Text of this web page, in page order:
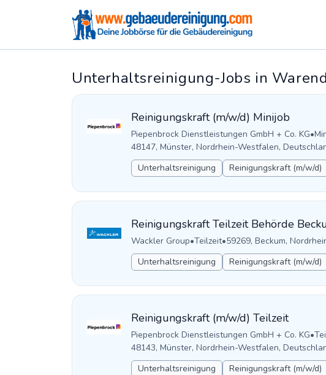
Unterhaltsreinigung-Jobs in
Reinigungskraft (m/w/d) Minijob
Piepenbrock Dienstleistungen GmbH + Co. KG•
48147, Münster, Nordrhein-Westfalen,
Unterhaltsreinigung
Reinigungskraft (m/w/d)
Reinigungskraft Teilzeit Behörde
Wackler Group•Teilzeit•59269, Beckum,
Unterhaltsreinigung
Reinigungskraft (m/w/d)
Reinigungskraft (m/w/d) Teilzeit
Piepenbrock Dienstleistungen GmbH + Co. KG•
48143, Münster, Nordrhein-Westfalen,
Unterhaltsreinigung
Reinigungskraft (m/w/d)